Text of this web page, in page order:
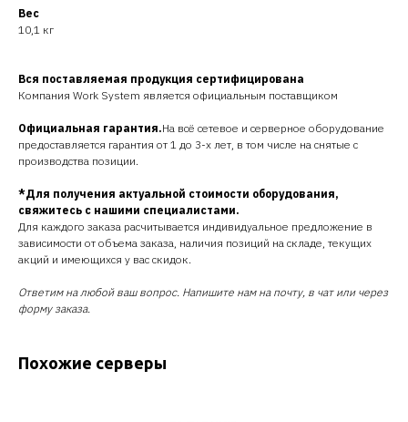
Вес
10,1 кг
Вся поставляемая продукция сертифицирована
Компания Work System является официальным поставщиком
Официальная гарантия.На всё сетевое и серверное оборудование
предоставляется гарантия от 1 до 3-х лет, в том числе на снятые с
производства позиции.
*Для получения актуальной стоимости оборудования,
свяжитесь с нашими специалистами.
Для каждого заказа расчитывается индивидуальное предложение в
зависимости от объема заказа, наличия позиций на складе, текущих
акций и имеющихся у вас скидок.
Ответим на любой ваш вопрос. Напишите нам на почту, в чат или через
форму заказа.
Похожие серверы